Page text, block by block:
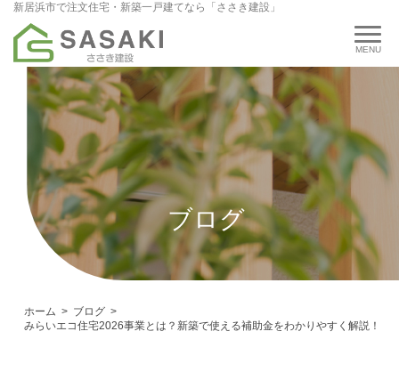
新居浜市で注文住宅・新築一戸建てなら「ささき建設」
ブログ
ホーム
ブログ
みらいエコ住宅2026事業とは？新築で使える補助金をわかりやすく解説！